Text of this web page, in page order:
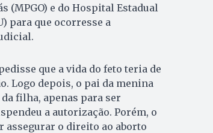
(MPGO) e do Hospital Estadual
para que ocorresse a
que a vida do feto teria de
Logo depois, o pai da menina
filha, apenas para ser
a autorização. Porém, o
assegurar o direito ao aborto